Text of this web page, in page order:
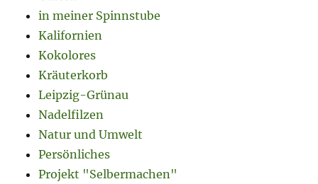
in meiner Spinnstube
Kalifornien
Kokolores
Kräuterkorb
Leipzig-Grünau
Nadelfilzen
Natur und Umwelt
Persönliches
Projekt "Selbermachen"